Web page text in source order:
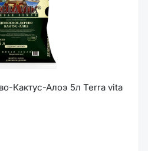
Кактус-Алоэ 5л Terra vita